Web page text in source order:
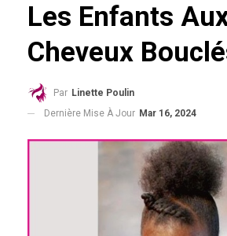
Les Enfants
Cheveux
Par Linette Poulin
Dernière Mise À Jour Mar 16, 2024